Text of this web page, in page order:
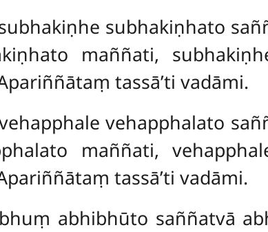
subhakiṇhato
maññati,
tassā’ti vadāmi.
vehapphalato
maññati,
tassā’ti vadāmi.
abhibhūto saññatvā